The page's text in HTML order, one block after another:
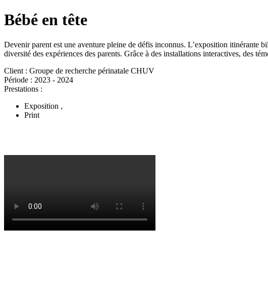
Bébé en tête
Devenir parent est une aventure pleine de défis inconnus. L’exposition itinérante
diversité des expériences des parents. Grâce à des installations interactives, des
Client : Groupe de recherche périnatale CHUV
Période : 2023 - 2024
Prestations :
Exposition ,
Print